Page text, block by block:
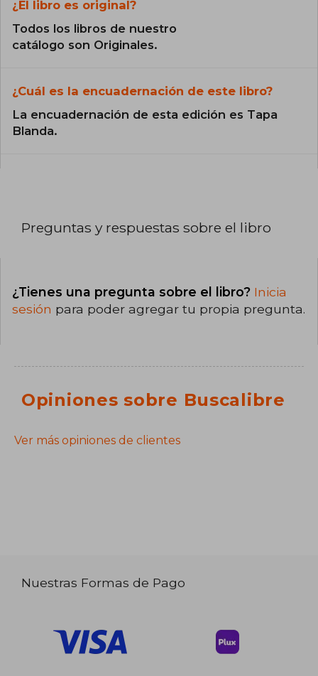
¿El libro es original?
Todos los libros de nuestro
catálogo son Originales.
¿Cuál es la encuadernación de este libro?
La encuadernación de esta edición es Tapa
Blanda.
Preguntas y respuestas sobre el libro
¿Tienes una pregunta sobre el libro? Inicia
sesión para poder agregar tu propia pregunta.
Opiniones sobre Buscalibre
Ver más opiniones de clientes
Nuestras Formas de Pago